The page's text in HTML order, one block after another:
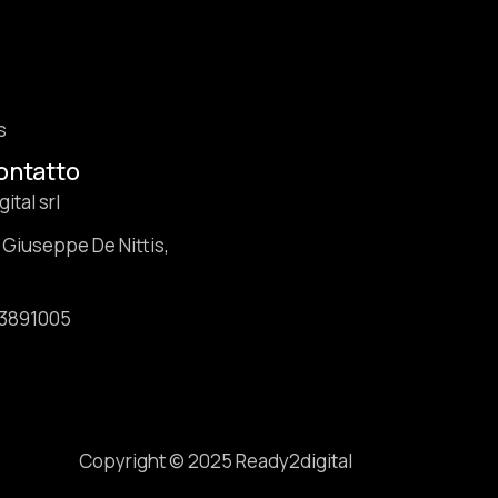
srl
Giuseppe De Nittis,
Copyright © 2025 Ready2digital